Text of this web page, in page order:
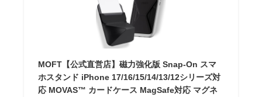
MOFT【公式直営店】磁力強化版 Snap-On スマ
ホスタンド iPhone 17/16/15/14/13/12シリーズ対
応 MOVAS™ カードケース MagSafe対応 マグネ